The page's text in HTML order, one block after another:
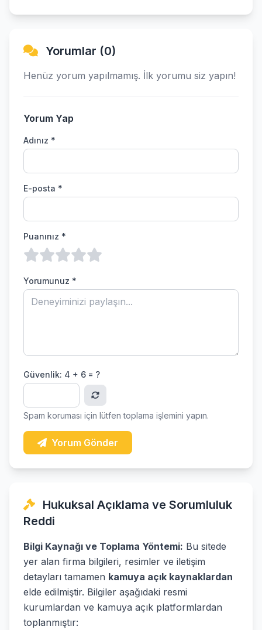
Yorumlar (0)
Henüz yorum yapılmamış. İlk yorumu siz yapın!
Yorum Yap
Adınız *
E-posta *
Puanınız *
Yorumunuz *
Güvenlik: 4 + 6 = ?
Spam koruması için lütfen toplama işlemini yapın.
Yorum Gönder
Hukuksal Açıklama ve Sorumluluk
Reddi
Bilgi Kaynağı ve Toplama Yöntemi: Bu sitede
yer alan firma bilgileri, resimler ve iletişim
detayları tamamen kamuya açık kaynaklardan
elde edilmiştir. Bilgiler aşağıdaki resmi
kurumlardan ve kamuya açık platformlardan
toplanmıştır: